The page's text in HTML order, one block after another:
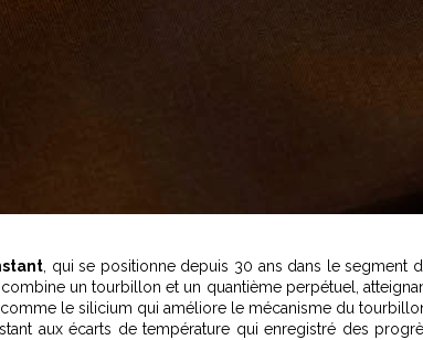
, qui se positionne depuis 30 ans dans le segment
un tourbillon et un quantième perpétuel,
le silicium qui améliore le mécanisme du
aux écarts de température qui enregistré des